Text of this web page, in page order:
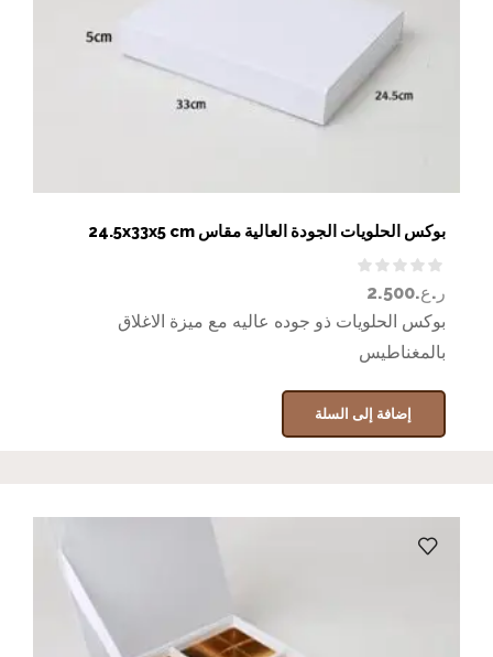
بوكس الحلويات الجودة العالية مقاس 24.5x33x5 cm
ر.ع.2.500
بوكس الحلويات ذو جوده عاليه مع ميزة الاغلاق
بالمغناطيس
إضافة إلى السلة